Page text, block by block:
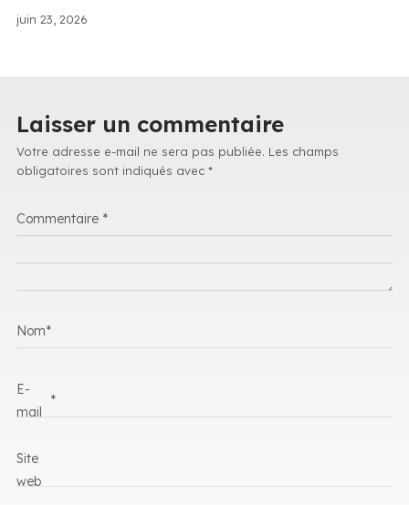
juin 23, 2026
Laisser un commentaire
Votre adresse e-mail ne sera pas publiée. Les champs
obligatoires sont indiqués avec *
Commentaire *
Nom*
E-
mail
*
Site
web